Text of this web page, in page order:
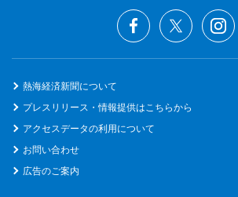
熱海経済新聞について
プレスリリース・情報提供はこちらから
アクセスデータの利用について
お問い合わせ
広告のご案内